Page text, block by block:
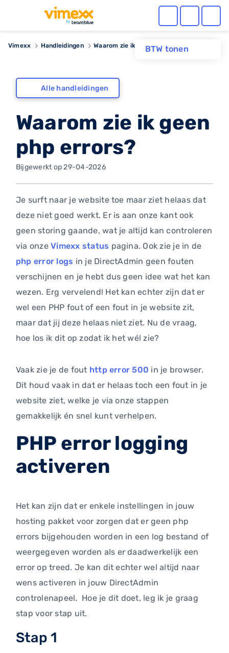
BTW tonen
Vimexx Handleidingen Waarom zie ik geen php errors?
Alle handleidingen
Waarom zie ik geen
php errors?
Bijgewerkt op 29-04-2026
Je surft naar je website toe maar ziet helaas dat
deze niet goed werkt. Er is aan onze kant ook
geen storing gaande, wat je altijd kan controleren
via onzeVimexx status pagina. Ook zie je in de
php error logs in je DirectAdmin geen fouten
verschijnen en je hebt dus geen idee wat het kan
wezen. Erg vervelend! Het kan echter zijn dat er
wel een PHP fout of een fout in je website zit,
maar dat jij deze helaas niet ziet. Nu de vraag,
hoe los ik dit op zodat ik het wél zie?
Vaak zie je de fout http error 500 in je browser.
Dit houd vaak in dat er helaas toch een fout in je
website ziet, welke je via onze stappen
gemakkelijk én snel kunt verhelpen.
PHP error logging
activeren
Het kan zijn dat er enkele instellingen in jouw
hosting pakket voor zorgen dat er geen php
errors bijgehouden worden in een log bestand of
weergegeven worden als er daadwerkelijk een
error op treed. Je kan dit echter wel altijd naar
wens activeren in jouw DirectAdmin
controlenapeel. Hoe je dit doet, leg ik je graag
stap voor stap uit.
Stap 1